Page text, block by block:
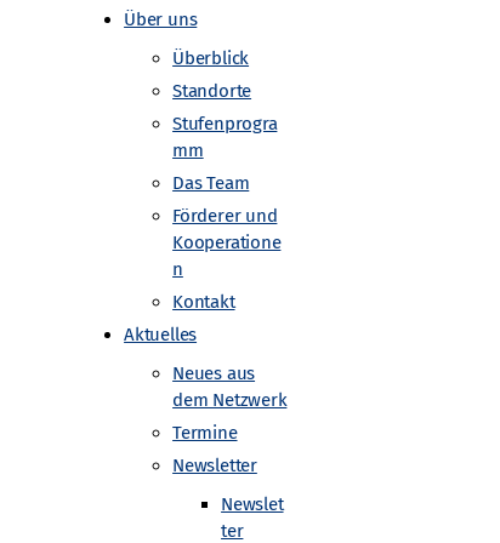
Über uns
Überblick
Standorte
Stufenprogra
mm
Das Team
Förderer und
Kooperatione
n
Kontakt
Aktuelles
Neues aus
dem Netzwerk
Termine
Newsletter
Newslet
ter